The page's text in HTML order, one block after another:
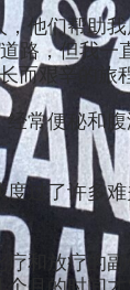
他们帮助
路，但我
而艰辛的旅
常便秘和
过了许多
和放疗的